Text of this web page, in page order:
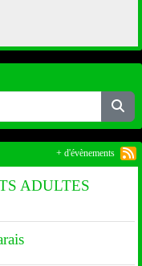
ADULTES
+ d'évènements